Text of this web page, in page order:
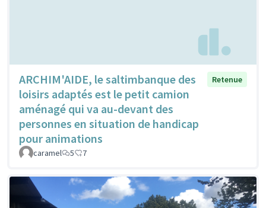
ARCHIM'AIDE, le saltimbanque des
loisirs adaptés est le petit camion
aménagé qui va au-devant des
personnes en situation de handicap
pour animations
Retenue
caramel 5 7